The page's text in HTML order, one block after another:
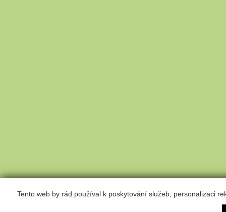
Tento web by rád používal k poskytování služeb, personalizaci